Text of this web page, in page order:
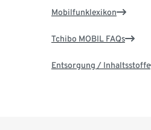
Mobilfunklexikon
Tchibo MOBIL FAQs
Entsorgung / Inhaltsstoffe